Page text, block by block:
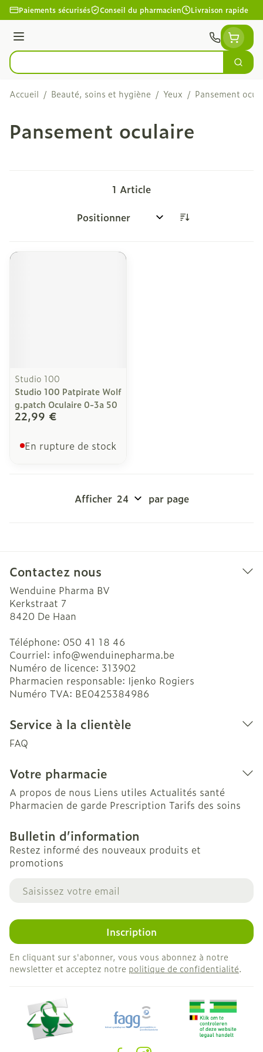
Aller au contenu
Paiements sécurisés Conseil du pharmacien Livraison rapide
Menu
Rechercher
Accueil / Beauté, soins et hygiène / Yeux / Pansement
Pansement oculaire
1 Article
Trier par:
Studio 100
Studio 100 Patpirate Wolf
g.patch Oculaire 0-3a 50
22,99 €
En rupture de stock
Afficher par page
Contactez nous
Wenduine Pharma BV
Kerkstraat 7
8420 De Haan
Téléphone: 050 41 18 46
Courriel: info@wenduinepharma.be
Numéro de licence: 313902
Pharmacien responsable: Ijenko Rogiers
Numéro TVA: BE0425384986
Service à la clientèle
FAQ
Votre pharmacie
A propos de nous Liens utiles Actualités santé
Pharmacien de garde Prescription Tarifs des soins
Bulletin d’information
Restez informé des nouveaux produits et
promotions
Adresse mail
Inscription
En cliquant sur s'abonner, vous vous abonnez à notre
newsletter et acceptez notre politique de confidentialité.